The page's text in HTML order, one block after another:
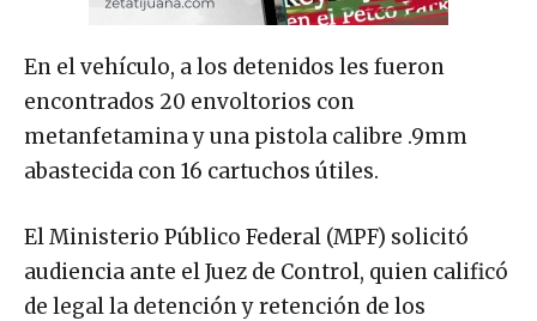
En el vehículo, a los detenidos les fueron
encontrados 20 envoltorios con
metanfetamina y una pistola calibre .9mm
abastecida con 16 cartuchos útiles.
El Ministerio Público Federal (MPF) solicitó
audiencia ante el Juez de Control, quien calificó
de legal la detención y retención de los